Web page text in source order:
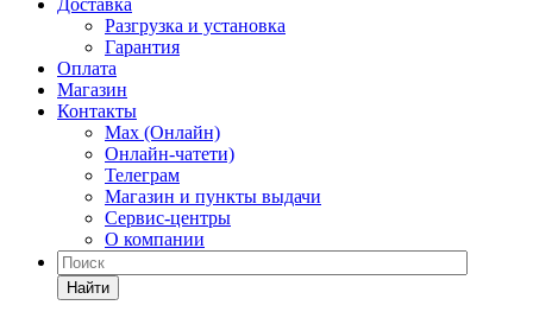
Доставка
Разгрузка и установка
Гарантия
Оплата
Магазин
Контакты
Max (Онлайн)
Онлайн-чатети)
Телеграм
Магазин и пункты выдачи
Сервис-центры
О компании
Найти